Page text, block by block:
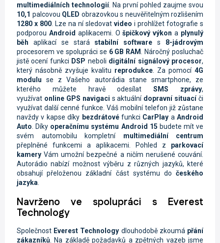
multimediálních technologií. Na první pohled zaujme svou
10,1 palcovou QLED obrazovkou s neuvěřitelným rozlišením
1280 x 800 . Lze na ní sledovat video i prohlížet fotografie s
podporou Android aplikacemi. Ošpičkový výkon a plynulý
běh aplikací se stará stabilní software s 8-jádrovým
procesorem ve spolupráci se 6 GB RAM
. Náročný posluchač
jistě ocení funkci DSP neboli digitální signálový procesor,
který násobně zvyšuje kvalitu reprodukce . Za pomocí 4G
modulu se z Vašeho autorádia stane smartphone, ze
kterého můžete hravě odesílatSMS zprávy,
využívat online GPS navigaci s aktuální dopravní situacíči
využívat další cenné funkce. Váš mobilní telefon již zůstane
navždy v kapse díky bezdrátovéfunkci CarPlay a Android
Auto . Díky operačnímu systému Android 15 budete mít ve
svém automobilu kompletní multimediální centrum
přeplněné funkcemi a aplikacemi. Pohled z parkovací
kamery Vám umožní bezpečné a ničím nerušené couvání.
Autorádio nabízí možnost výběru z různých jazyků, které
obsahují přeloženou základní část systému do českého
jazyka
Navrženo ve spolupráci s Everest
Technology
Společnost Everest Technology dlouhodobě zkoumá přání
zákazníků. Na základě požadavků a zpětných vazeb jsme